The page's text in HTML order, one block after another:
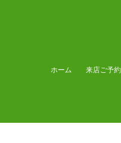
プ
ホーム 来店ご予約